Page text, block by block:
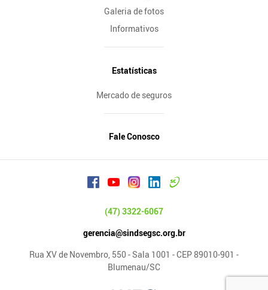
Galeria de fotos
Informativos
Estatísticas
Mercado de seguros
Fale Conosco
(47) 3322-6067
gerencia@sindsegsc.org.br
Rua XV de Novembro, 550 - Sala 1001 - CEP 89010-901 -
Blumenau/SC